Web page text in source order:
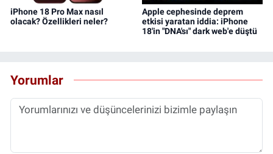
iPhone 18 Pro Max nasıl
olacak? Özellikleri neler?
Apple cephesinde deprem
etkisi yaratan iddia: iPhone
18'in "DNA'sı" dark web'e düştü
Yorumlar